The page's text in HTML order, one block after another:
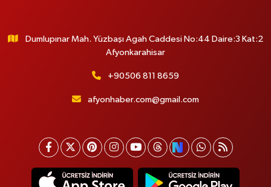
Dumlupınar Mah. Yüzbaşı Agah Caddesi No:44 Daire:3 Kat:2
Afyonkarahisar
+90506 811 8659
afyonhaber.com@gmail.com